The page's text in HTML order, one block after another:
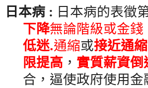
日本病 : 日本病的表徵
下降無論階級或金錢
低迷.通縮或接近通縮
限提高 ， 實質薪資倒
合，逼使政府使用金